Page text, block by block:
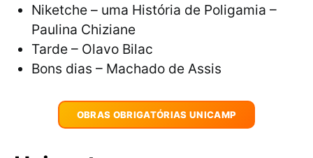
Niketche – uma História de Poligamia –
Paulina Chiziane
Tarde – Olavo Bilac
Bons dias – Machado de Assis
OBRAS OBRIGATÓRIAS UNICAMP